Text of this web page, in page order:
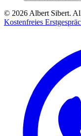
© 2026 Albert Sibert.
Kostenfreies